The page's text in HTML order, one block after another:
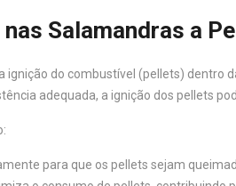
Salamandras a
do combustível (pellets)
adequada, a ignição dos pellets
para que os pellets sejam